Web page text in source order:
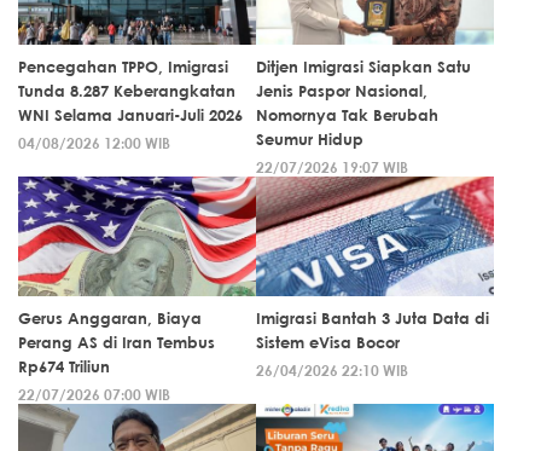
Pencegahan TPPO, Imigrasi
Tunda 8.287 Keberangkatan
WNI Selama Januari-Juli 2026
04/08/2026 12:00 WIB
Ditjen Imigrasi Siapkan Satu
Jenis Paspor Nasional,
Nomornya Tak Berubah
Seumur Hidup
22/07/2026 19:07 WIB
Gerus Anggaran, Biaya
Perang AS di Iran Tembus
Rp674 Triliun
22/07/2026 07:00 WIB
Imigrasi Bantah 3 Juta Data di
Sistem eVisa Bocor
26/04/2026 22:10 WIB